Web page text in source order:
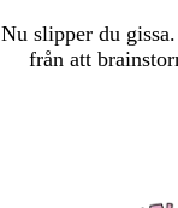
Nu slipper du
från att